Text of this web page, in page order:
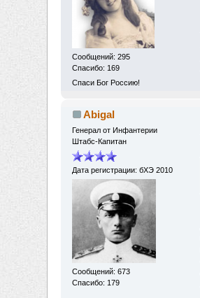
Сообщений: 295
Спасибо: 169
Спаси Бог Россию!
Abigal
Генерал от Инфантерии
Штабс-Капитан
Дата регистрации: бХЭ 2010
Сообщений: 673
Спасибо: 179